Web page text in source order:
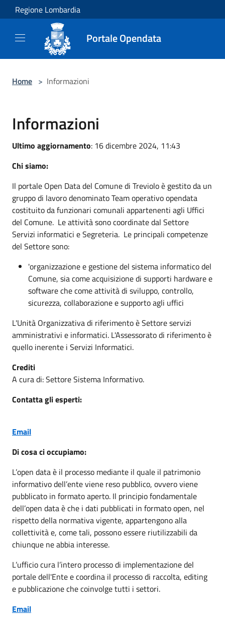
Salta al contenuto principale
Regione Lombardia
Portale Opendata
Home > Informazioni
Informazioni
Ultimo aggiornamento: 16 dicembre 2024, 11:43
Chi siamo:
Il portale Open Data del Comune di Treviolo è gestito da un
gruppo di lavoro denominato Team operativo opendata
costituito da funzionari comunali appartenenti agli Uffici
del Comune. Le attività sono coordinate dal Settore
Servizi informatici e Segreteria. Le principali competenze
del Settore sono:
'organizzazione e gestione del sistema informatico del
Comune, sia come acquisizione di supporti hardware e
software che come attività di sviluppo, controllo,
sicurezza, collaborazione e supporto agli uffici
L'Unità Organizzativa di riferimento è Settore servizi
amministrativi e informatici. L'Assessorato di riferimento è
quello inerente i Servizi Informatici.
Crediti
A cura di: Settore Sistema Informativo.
Contatta gli esperti:
Email
Di cosa ci occupiamo:
L’open data è il processo mediante il quale il patrimonio
informativo dell’ente viene reso pubblico, ovvero viene
pubblicato in formato aperto. Il principio fondamentale
dell’open data è che i dati pubblicati in formato open, nel
rispetto della normativa vigente, appartengono alla
collettività e, come tali, possono essere riutilizzabili da
chiunque ne abbia interesse.
L’ufficio cura l’intero processo di implementazione del
portale dell'Ente e coordina il processo di raccolta, editing
e pubblicazione che coinvolge tutti i settori.
Email